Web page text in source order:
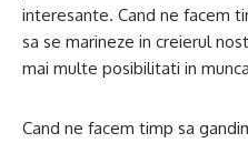
interesante. Cand ne facem
sa se marineze in creierul
mai multe posibilitati in
Cand ne facem timp sa